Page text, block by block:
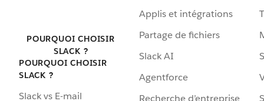
POURQUOI CHOISIR
SLACK ?
POURQUOI CHOISIR
SLACK ?
Slack vs E-mail
Applis et intégrations
Partage de fichiers
Slack AI
Agentforce
Recherche d’entreprise